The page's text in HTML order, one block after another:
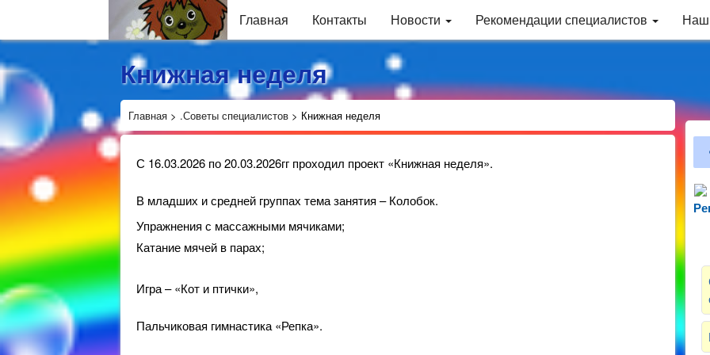
Главная Контакты Новости Рекомендации специалистов
Книжная неделя
Главная > .Советы специалистов > Книжная неделя
С 16.03.2026 по 20.03.2026гг проходил проект «Книжная неделя».
В младших и средней группах тема занятия – Колобок.
Упражнения с массажными мячиками;
Катание мячей в парах;
Игра – «Кот и птички»,
Пальчиковая гимнастика «Репка».